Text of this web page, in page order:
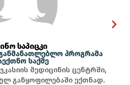
საპიცკი
პროგრამა
საქმე
მედიცინის ცენტრში,
განყოფილებაში ექთნად.